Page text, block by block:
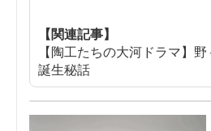
【関連記事】
【陶工たちの大河ドラマ】
誕生秘話